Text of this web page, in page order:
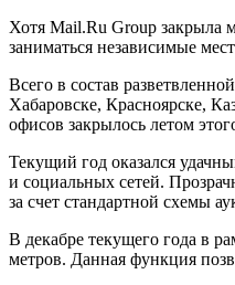
Хотя Mail.Ru Group закрыла
заниматься независимые
Всего в состав
Хабаровске, Красноярске,
офисов закрылось летом
Текущий год оказался
и социальных сетей.
за счет стандартной схемы
В декабре текущего года в
метров. Данная функция